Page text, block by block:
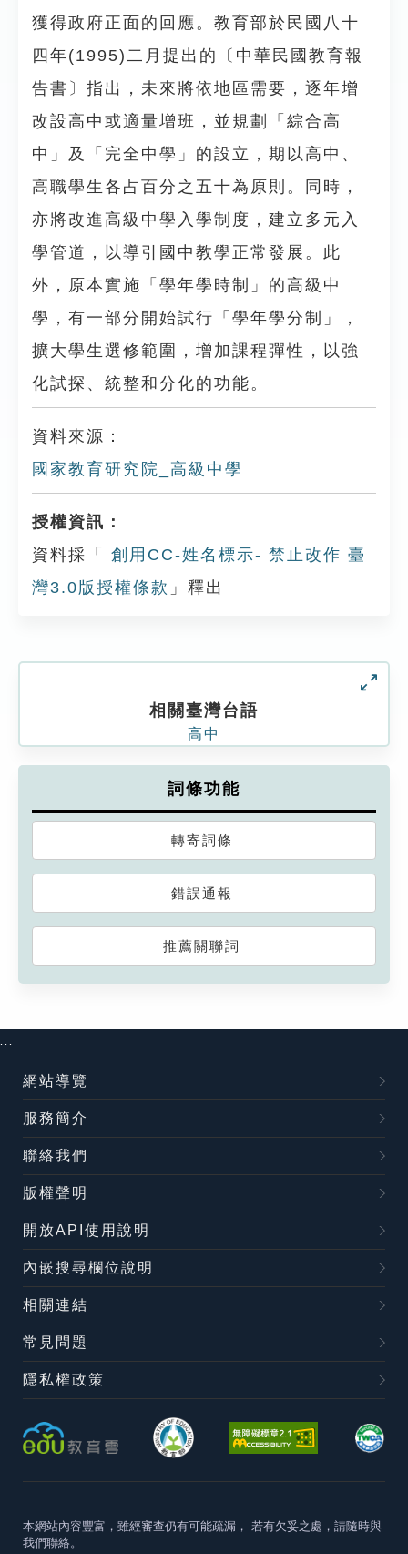
獲得政府正面的回應。教育部於民國八十
四年(1995)二月提出的〔中華民國教育報
告書〕指出，未來將依地區需要，逐年增
改設高中或適量增班，並規劃「綜合高
中」及「完全中學」的設立，期以高中、
高職學生各占百分之五十為原則。同時，
亦將改進高級中學入學制度，建立多元入
學管道，以導引國中教學正常發展。此
外，原本實施「學年學時制」的高級中
學，有一部分開始試行「學年學分制」，
擴大學生選修範圍，增加課程彈性，以強
化試探、統整和分化的功能。
資料來源：
國家教育研究院_高級中學
授權資訊：
資料採「
創用CC-姓名標示- 禁止改作 臺
灣3.0版授權條款 」釋出
相關臺灣台語
高中
詞條功能
轉寄詞條
錯誤通報
推薦關聯詞
:::
網站導覽
服務簡介
聯絡我們
版權聲明
開放API使用說明
內嵌搜尋欄位說明
相關連結
常見問題
隱私權政策
本網站內容豐富，雖經審查仍有可能疏漏， 若有欠妥之處，請隨時與
我們聯絡。